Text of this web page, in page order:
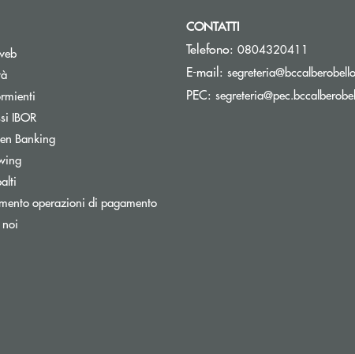
IBOR
BankingApre una nuova finestra
operazioni di pagamento
CONTATTI
Telefono: 0804320411
E-mail:
PEC: